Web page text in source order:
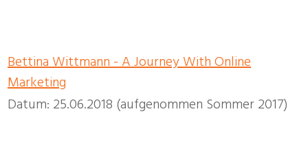
Bettina Wittmann - A Journey With Online
Marketing
Datum: 25.06.2018 (aufgenommen Sommer 2017)